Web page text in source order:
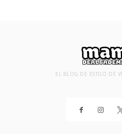
EL BLOG DE ESTILO DE